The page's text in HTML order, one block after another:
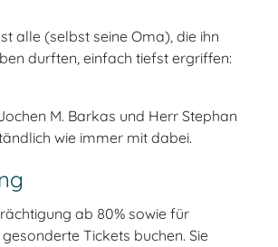
alle (selbst seine Oma), die ihn
durften, einfach tiefst ergriffen:
M. Barkas und Herr Stephan
wie immer mit dabei.
ab 80% sowie für
Tickets buchen. Sie